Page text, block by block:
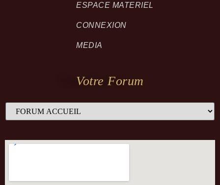
ESPACE MATERIEL
CONNEXION
MEDIA
Votre Forum